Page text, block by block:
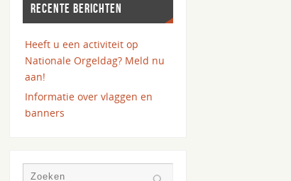
RECENTE BERICHTEN
Heeft u een activiteit op
Nationale Orgeldag? Meld nu
aan!
Informatie over vlaggen en
banners